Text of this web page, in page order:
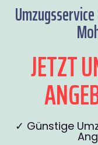
JETZT
✓ Günstige